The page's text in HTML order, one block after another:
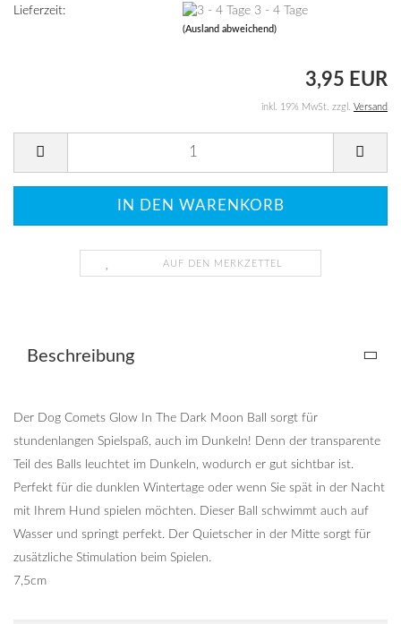
Lieferzeit: 3 - 4 Tage
(Ausland abweichend)
3,95 EUR
inkl. 19% MwSt. zzgl. Versand
AUF DEN MERKZETTEL
Beschreibung
Der Dog Comets Glow In The Dark Moon Ball sorgt für
stundenlangen Spielspaß, auch im Dunkeln! Denn der transparente
Teil des Balls leuchtet im Dunkeln, wodurch er gut sichtbar ist.
Perfekt für die dunklen Wintertage oder wenn Sie spät in der Nacht
mit Ihrem Hund spielen möchten. Dieser Ball schwimmt auch auf
Wasser und springt perfekt. Der Quietscher in der Mitte sorgt für
zusätzliche Stimulation beim Spielen.
7,5cm